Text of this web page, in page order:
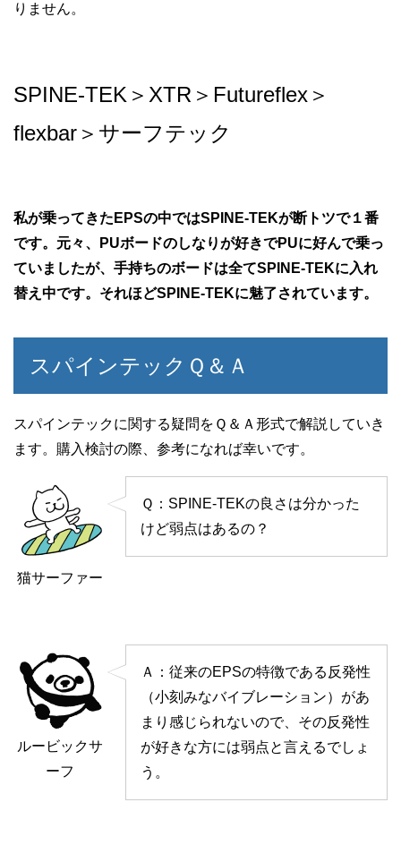
りません。
SPINE-TEK＞XTR＞Futureflex＞
flexbar＞サーフテック
私が乗ってきたEPSの中ではSPINE-TEKが断トツで１番
です。元々、PUボードのしなりが好きでPUに好んで乗っ
ていましたが、手持ちのボードは全てSPINE-TEKに入れ
替え中です。それほどSPINE-TEKに魅了されています。
スパインテックＱ＆Ａ
スパインテックに関する疑問をＱ＆Ａ形式で解説していき
ます。購入検討の際、参考になれば幸いです。
猫サーファー
Ｑ：SPINE-TEKの良さは分かった
けど弱点はあるの？
ルービックサ
ーフ
Ａ：従来のEPSの特徴である反発性
（小刻みなバイブレーション）があ
まり感じられないので、その反発性
が好きな方には弱点と言えるでしょ
う。